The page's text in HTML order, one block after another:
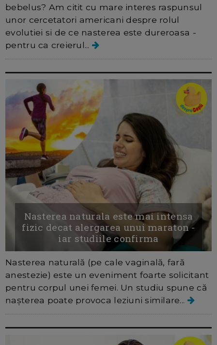
bebelus? Am citit cu mare interes raspunsul
unor cercetatori americani despre rolul
evolutiei si de ce nasterea este dureroasa -
pentru ca creierul...
Nasterea naturala este mai intensa
fizic decat alergarea unui maraton -
iar studiile confirma
Nasterea naturală (pe cale vaginală, fară
anestezie) este un eveniment foarte solicitant
pentru corpul unei femei. Un studiu spune că
nașterea poate provoca leziuni similare...